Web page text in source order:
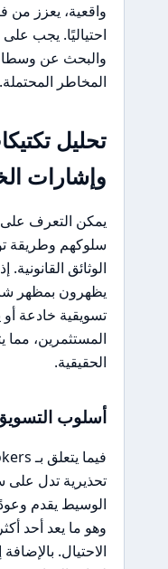
واقعية، يعزز من
احتياليًا. يجب
والبحث عن
المخاطر المحتملة.
تحليل
وإشارات
يمكن التعرف على
سلوكهم وطريقة
الوثائق
يظهرون بمظهر
تسويقية خادعة
المستثمرين، مما
الحقيقية.
أسلوب
تحذيرية تدل
الوسيط يقدم
وهو ما يعد أحد
الاحتيال.